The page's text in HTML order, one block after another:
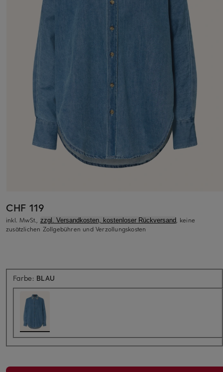
CHF 119
inkl. MwSt., zzgl. Versandkosten, kostenloser Rückversand, keine
zusätzlichen Zollgebühren und Verzollungskosten
Farbe: BLAU